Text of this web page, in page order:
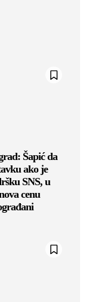
Šapić da
ako je
SNS, u
cenu